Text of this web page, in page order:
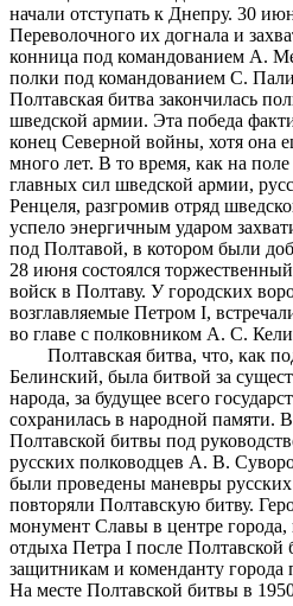
начали отступать к Днепру. 30
Переволочного их догнала и
конница под командованием А.
полки под командованием С.
Полтавская битва закончилась
шведской армии. Эта победа
конец Северной войны, хотя она
много лет. В то время, как на поле
главных сил шведской армии,
Ренцеля, разгромив отряд
успело энергичным ударом
под Полтавой, в котором были
28 июня состоялся
войск в Полтаву. У городских
возглавляемые Петром I,
во главе с полковником А. С.
Полтавская битва, что, как
Белинский, была битвой за
народа, за будущее всего
сохранилась в народной памяти.
Полтавской битвы под
русских полководцев А. В.
были проведены маневры
повторяли Полтавскую битву.
монумент Славы в центре города,
отдыха Петра I после Полтавской
защитникам и коменданту города
На месте Полтавской битвы в